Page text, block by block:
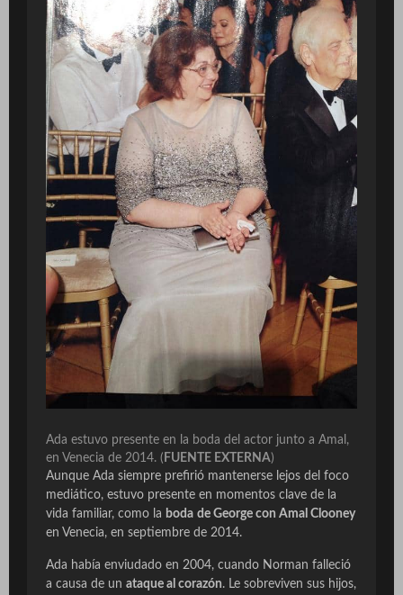
Ada estuvo presente en la boda del actor junto a Amal,
en Venecia de 2014. ( FUENTE EXTERNA)
Aunque Ada siempre prefirió mantenerse lejos del foco
mediático, estuvo presente en momentos clave de la
vida familiar, como la boda de George con Amal Clooney
en Venecia, en septiembre de 2014.
Ada había enviudado en 2004, cuando Norman falleció
a causa de un ataque al corazón. Le sobreviven sus hijos,